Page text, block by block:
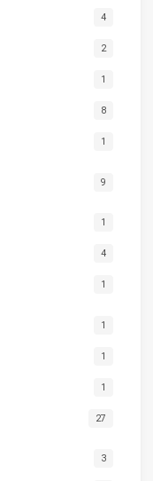
4
2
1
8
1
9
1
4
1
1
1
1
27
3